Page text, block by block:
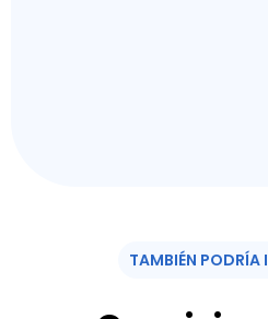
TAMBIÉN PODRÍA